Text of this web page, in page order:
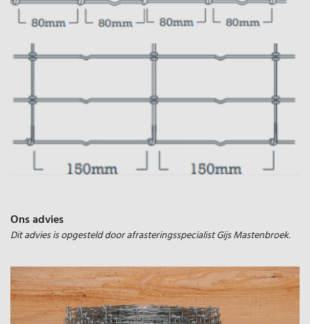
Ons advies
Dit advies is opgesteld door afrasteringsspecialist Gijs Mastenbroek.